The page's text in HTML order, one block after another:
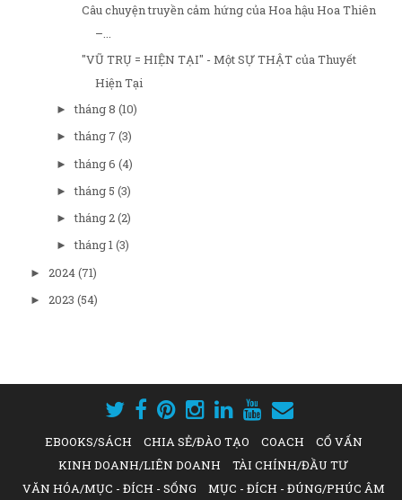
Câu chuyện truyền cảm hứng của Hoa hậu Hoa Thiên
–...
"VŨ TRỤ = HIỆN TẠI" - Một SỰ THẬT của Thuyết
Hiện Tại
►tháng 8 (10)
►tháng 7 (3)
►tháng 6 (4)
►tháng 5 (3)
►tháng 2(2)
►tháng 1(3)
► 2024(71)
► 2023 (54)
EBOOKS/SÁCH CHIA SẺ/ĐÀO TẠO COACH
CỐ VẤN
KINH DOANH/LIÊN DOANH
TÀI CHÍNH/ĐẦU TƯ
VĂN HÓA/MỤC - ĐÍCH - SỐNG
MỤC - ĐÍCH - ĐÚNG/PHÚC ÂM